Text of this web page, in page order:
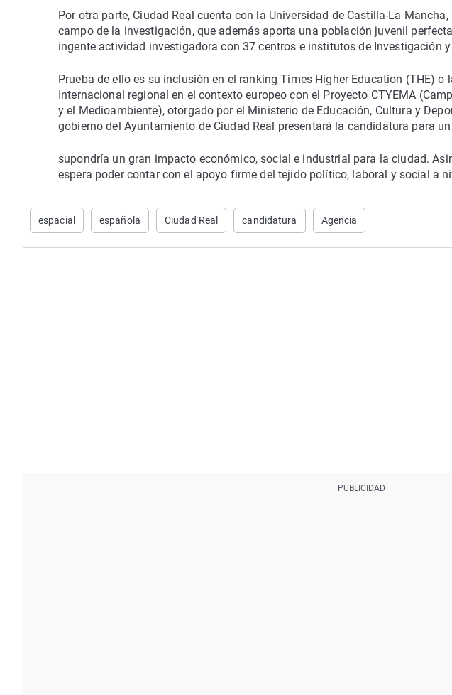
Por otra parte, Ciudad Real cuenta con la Universidad de Castilla-La
campo de la investigación, que además aporta una población juvenil
ingente actividad investigadora con 37 centros e institutos de Investigación
Prueba de ello es su inclusión en el ranking Times Higher Education (THE) o
Internacional regional en el contexto europeo con el Proyecto CTYEMA
y el Medioambiente), otorgado por el Ministerio de Educación, Cultura y
gobierno del Ayuntamiento de Ciudad Real presentará la candidatura para
supondría un gran impacto económico, social e industrial para la ciudad.
espera poder contar con el apoyo firme del tejido político, laboral y social a
espacial española Ciudad Real candidatura Agencia